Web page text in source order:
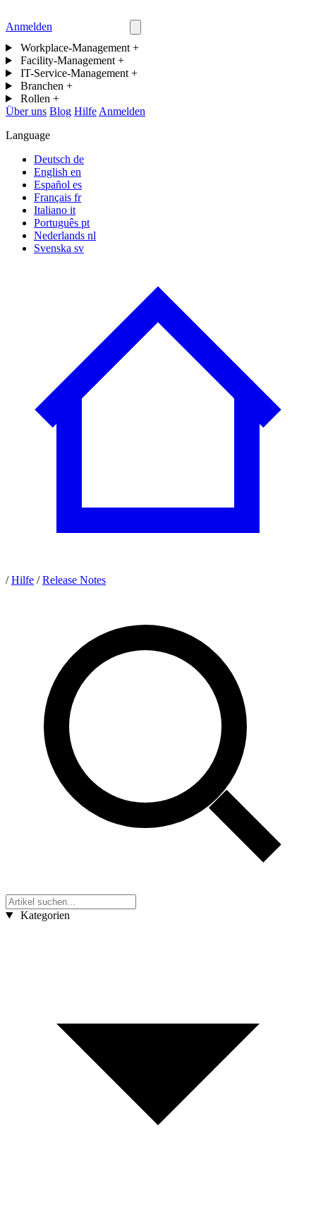
Anmelden
Workplace-Management +
Facility-Management +
IT-Service-Management +
Branchen +
Rollen +
Über uns Blog Hilfe Anmelden
Language
Deutsch de
English en
Español es
Français fr
Italiano it
Português pt
Nederlands nl
Svenska sv
/ Hilfe / Release Notes
Kategorien